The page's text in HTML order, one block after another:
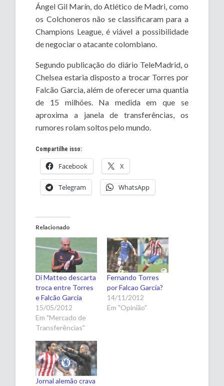
Ángel Gil Marín, do Atlético de Madri, como
os Colchoneros não se classificaram para a
Champions League, é viável a possibilidade
de negociar o atacante colombiano.
Segundo publicação do diário TeleMadrid, o
Chelsea estaria disposto a trocar Torres por
Falcão Garcia, além de oferecer uma quantia
de 15 milhões. Na medida em que se
aproxima a janela de transferências, os
rumores rolam soltos pelo mundo.
Compartilhe isso:
Facebook X
Telegram WhatsApp
Relacionado
Di Matteo descarta
troca entre Torres
e Falcão Garcia
15/05/2012
Em "Mercado de
Transferências"
Fernando Torres
por Falcao García?
14/11/2012
Em "Opinião"
Jornal alemão crava